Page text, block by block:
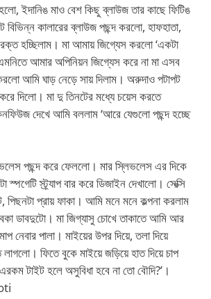
ইদানিঙ মাও বেশ কিছু ব্লাউজ তার কাছে ফিটিঙ
বিভিন্ন কালারের ব্লাউজ পছন্দ করলো, হাফহাতা,
হচ্ছিলাম। মা আমায় জিগ্যেস করলো ‘একটা
আমার অপিনিয়ন জিগ্যেস করে না মা এসব
আমি ঘাড় নেড়ে সায় দিলাম। অরুদাও পটাপট
দিলো। মা দু তিনটের মধ্যে চয়েস করতে
দেখে আমি বললাম ‘আরে যেগুলো পছন্দ হচ্ছে
পছন্দ করে ফেললো। মার স্লিভলেস এর দিকে
স্ট্র্যাপ বার করে ডিজাইন দেখালো। সেক্সি
প্রায় ফাকা। আমি মনে মনে কল্পনা করলাম
ডাবদুটো। মা জিগ্যাসু চোখে তাকাতে আমি আর
নেবার পালা। মাইয়ের উপর দিয়ে, তলা দিয়ে
লাগলো। ফিতে বুকে মাইয়ে জড়িয়ে হাত দিয়ে চাপ
টাইট হলে অসুবিধা হবে না তো বৌদি?’।